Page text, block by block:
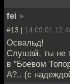
fei »
#13 | 14.09.01
Освальд!
Слушай, ты не
в "Боевом
А?.. (с